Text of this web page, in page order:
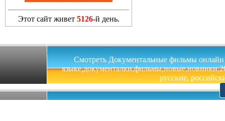
Этот сайт живет 5126-й день.
Смотреть Документальные фильмы онлайн
русские,